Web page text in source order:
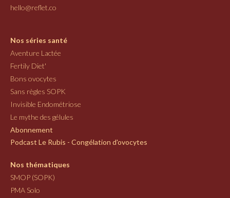
hello@reflet.co
Nos séries santé
Aventure Lactée
Fertily Diet'
Bons ovocytes
Sans règles SOPK
Invisible Endométriose
Le mythe des gélules
Abonnement
Podcast Le Rubis - Congélation d'ovocytes
Nos thématiques
SMOP (SOPK)
PMA Solo